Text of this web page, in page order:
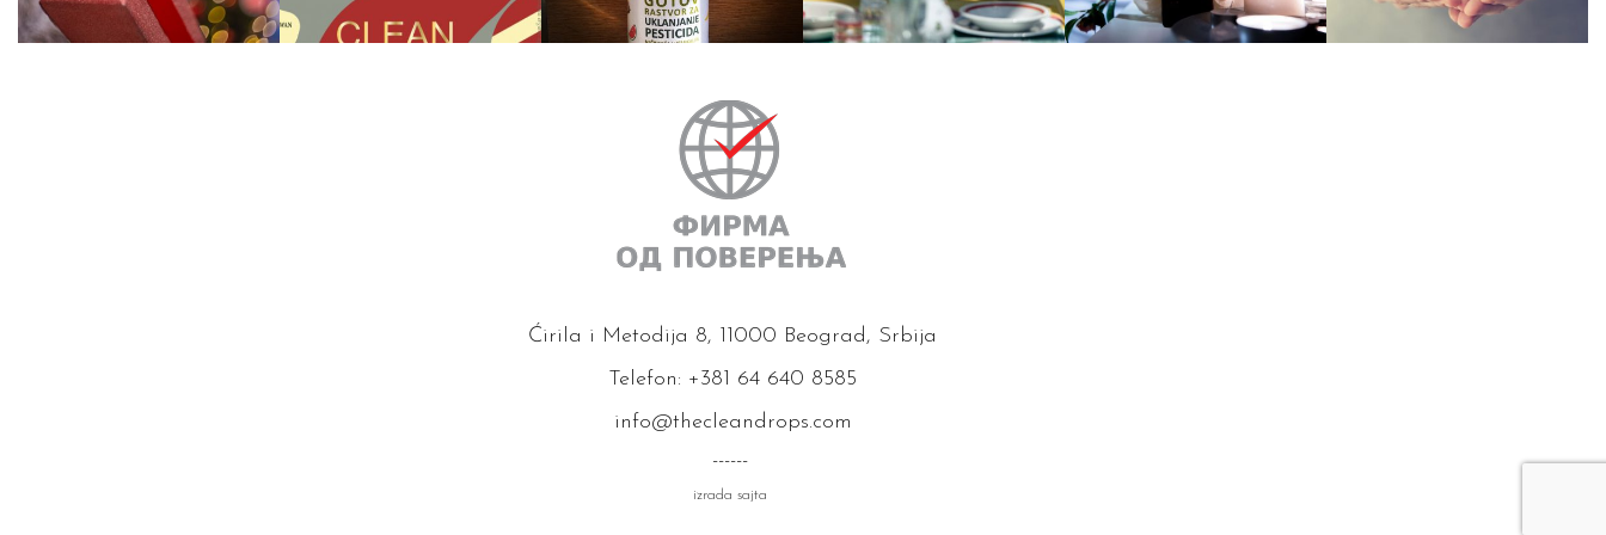
Ćirila i Metodija 8, 11000 Beograd, Srbija
Telefon: +381 64 640 8585
info@thecleandrops.com
------
izrada sajta